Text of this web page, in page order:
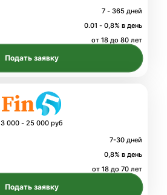
7 - 365 дней
0.01 - 0,8% в день
от 18 до 80 лет
Подать заявку
3 000 - 25 000 руб
7-30 дней
0,8% в день
от 18 до 70 лет
Подать заявку